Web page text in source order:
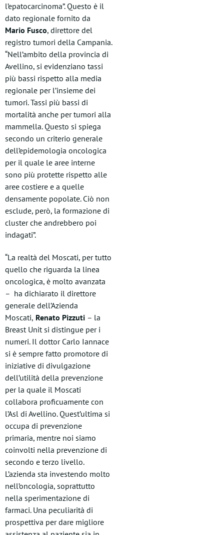
l’epatocarcinoma”. Questo è il
dato regionale fornito da
Mario Fusco, direttore del
registro tumori della Campania.
“Nell’ambito della provincia di
Avellino, si evidenziano tassi
più bassi rispetto alla media
regionale per l’insieme dei
tumori. Tassi più bassi di
mortalità anche per tumori alla
mammella. Questo si spiega
secondo un criterio generale
dell’epidemologia oncologica
per il quale le aree interne
sono più protette rispetto alle
aree costiere e a quelle
densamente popolate. Ciò non
esclude, però, la formazione di
cluster che andrebbero poi
indagati”.
“La realtà del Moscati, per tutto
quello che riguarda la linea
oncologica, è molto avanzata
– ha dichiarato il direttore
generale dell’Azienda
Moscati, Renato Pizzuti – la
Breast Unit si distingue per i
numeri. Il dottor Carlo Iannace
si è sempre fatto promotore di
iniziative di divulgazione
dell’utilità della prevenzione
per la quale il Moscati
collabora proficuamente con
l’Asl di Avellino. Quest’ultima si
occupa di prevenzione
primaria, mentre noi siamo
coinvolti nella prevenzione di
secondo e terzo livello.
L’azienda sta investendo molto
nell’oncologia, soprattutto
nella sperimentazione di
farmaci. Una peculiarità di
prospettiva per dare migliore